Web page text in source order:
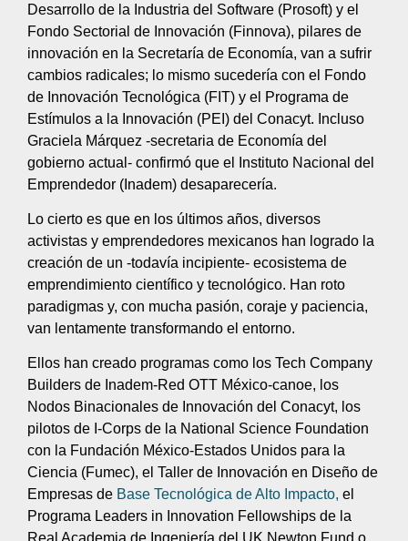
Desarrollo de la Industria del Software (Prosoft) y el
Fondo Sectorial de Innovación (Finnova), pilares de
innovación en la Secretaría de Economía, van a sufrir
cambios radicales; lo mismo sucedería con el Fondo
de Innovación Tecnológica (FIT) y el Programa de
Estímulos a la Innovación (PEI) del Conacyt. Incluso
Graciela Márquez -secretaria de Economía del
gobierno actual- confirmó que el Instituto Nacional del
Emprendedor (Inadem) desaparecería.
Lo cierto es que en los últimos años, diversos
activistas y emprendedores mexicanos han logrado la
creación de un -todavía incipiente- ecosistema de
emprendimiento científico y tecnológico. Han roto
paradigmas y, con mucha pasión, coraje y paciencia,
van lentamente transformando el entorno.
Ellos han creado programas como los Tech Company
Builders de Inadem-Red OTT México-canoe, los
Nodos Binacionales de Innovación del Conacyt, los
pilotos de I-Corps de la National Science Foundation
con la Fundación México-Estados Unidos para la
Ciencia (Fumec), el Taller de Innovación en Diseño de
Empresas de Base Tecnológica de Alto Impacto, el
Programa Leaders in Innovation Fellowships de la